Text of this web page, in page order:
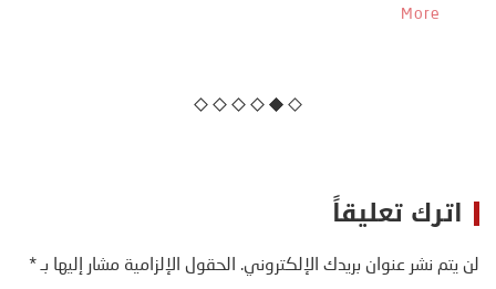
More
اترك تعليقاً
لن يتم نشر عنوان بريدك الإلكتروني. الحقول الإلزامية مشار إليها بـ*